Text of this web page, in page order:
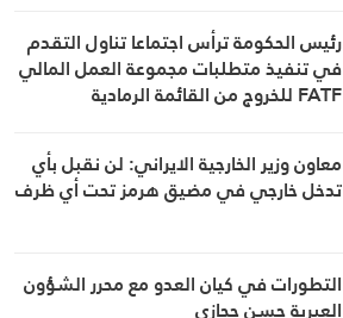
رئيس الحكومة ترأس اجتماعا تناول التقدم
في تنفيذ متطلبات مجموعة العمل المالي
FATF للخروج من القائمة الرمادية
معاون وزير الخارجية الايراني: لن نقبل بأي
تدخل خارجي في مضيق هرمز تحت أي ظرف
التطورات في كيان العدو مع محرر الشؤون
العبرية حسن حجازي